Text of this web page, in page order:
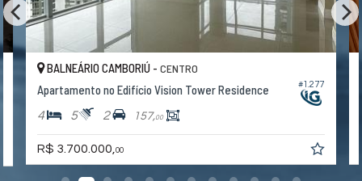
#1.277
BALNEÁRIO CAMBORIÚ -CENTRO
Apartamento no Edifício Vision Tower Residence
4 5 2 157,00
R$ 3.700.000,00